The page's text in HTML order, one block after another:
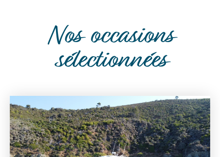
Nos occasions
sélectionnées